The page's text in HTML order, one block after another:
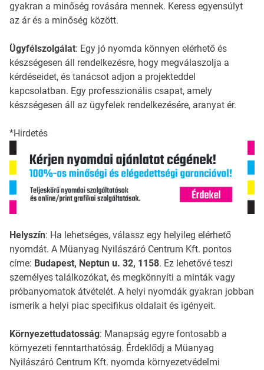
gyakran a minőség rovására mennek. Keress egyensúlyt
az ár és a minőség között.
Ügyfélszolgálat: Egy jó nyomda könnyen elérhető és
készségesen áll rendelkezésre, hogy megválaszolja a
kérdéseidet, és tanácsot adjon a projekteddel
kapcsolatban. Egy professzionális csapat, amely
készségesen áll az ügyfelek rendelkezésére, aranyat ér.
*Hirdetés
Helyszín: Ha lehetséges, válassz egy helyileg elérhető
nyomdát. A Müanyag Nyilászáró Centrum Kft. pontos
címe: Budapest, Neptun u. 32, 1158. Ez lehetővé teszi
személyes találkozókat, és megkönnyíti a minták vagy
próbanyomatok átvételét. A helyi nyomdák gyakran jobban
ismerik a helyi piac specifikus oldalait és igényeit.
Környezettudatosság: Manapság egyre fontosabb a
környezeti fenntarthatóság. Érdeklődj a Müanyag
Nyilászáró Centrum Kft. nyomda környezetvédelmi